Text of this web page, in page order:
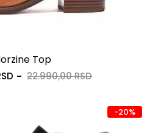
Top
22.990,00 RSD
-20%